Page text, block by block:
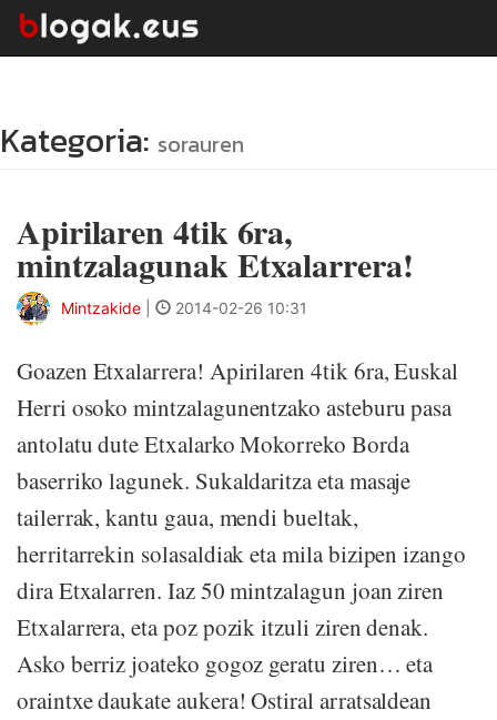
Kategoria: sorauren
Apirilaren 4tik 6ra,
mintzalagunak Etxalarrera!
Mintzakide 2014-02-26 10:31
Goazen Etxalarrera! Apirilaren 4tik 6ra, Euskal
Herri osoko mintzalagunentzako asteburu pasa
antolatu dute Etxalarko Mokorreko Borda
baserriko lagunek. Sukaldaritza eta masaje
tailerrak, kantu gaua, mendi bueltak,
herritarrekin solasaldiak eta mila bizipen izango
dira Etxalarren. Iaz 50 mintzalagun joan ziren
Etxalarrera, eta poz pozik itzuli ziren denak.
Asko berriz joateko gogoz geratu ziren… eta
oraintxe daukate aukera! Ostiral arratsaldean